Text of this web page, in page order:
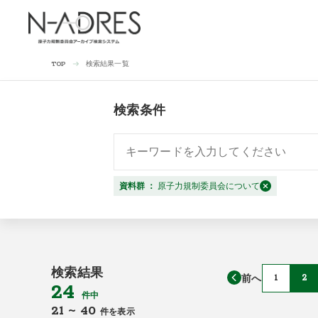
TOP 検索結果一覧
検索条件
資料群 ： 原子力規制委員会について
検索結果
24 件中
21 ~ 40 件を表示
前へ 1 2